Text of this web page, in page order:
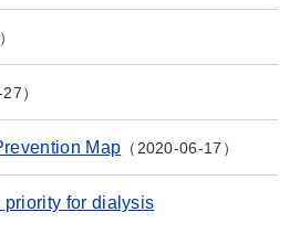
27
Map 2020-06-17
for dialysis